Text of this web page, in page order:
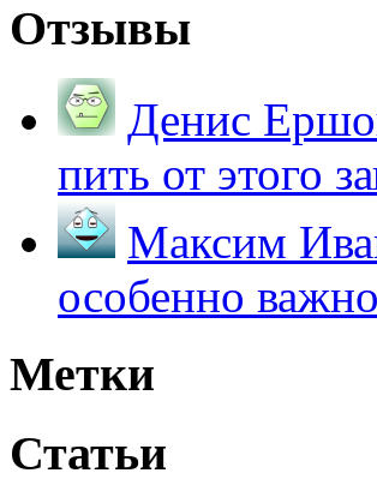
Отзывы
Денис
пить от этого
Максим
особенно
Метки
Статьи